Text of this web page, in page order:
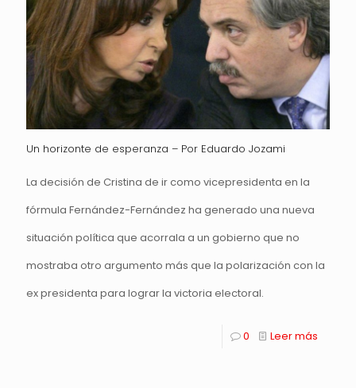
Un horizonte de esperanza – Por Eduardo Jozami
La decisión de Cristina de ir como vicepresidenta en la
fórmula Fernández-Fernández ha generado una nueva
situación política que acorrala a un gobierno que no
mostraba otro argumento más que la polarización con la
ex presidenta para lograr la victoria electoral.
0 Leer más